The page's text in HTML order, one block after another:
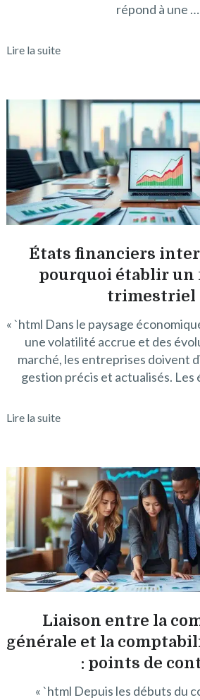
répond à une …
Lire la suite
États financiers
pourquoi établir
trimestriel
« `html Dans le paysage
une volatilité accrue et des
marché, les entreprises doivent
gestion précis et actualisés.
Lire la suite
Liaison entre la
générale et la
: points de
« `html Depuis les débuts du